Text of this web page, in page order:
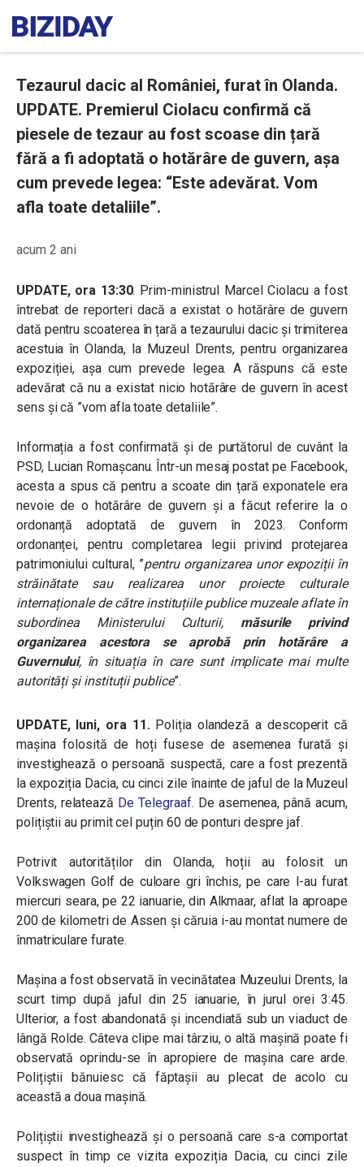
Tezaurul dacic al României, furat în Olanda.
UPDATE. Premierul Ciolacu confirmă că
piesele de tezaur au fost scoase din țară
fără a fi adoptată o hotărâre de guvern, așa
cum prevede legea: “Este adevărat. Vom
afla toate detaliile”.
acum 2 ani
UPDATE, ora 13:30. Prim-ministrul Marcel Ciolacu a fost
întrebat de reporteri dacă a existat o hotărâre de guvern
dată pentru scoaterea în țară a tezaurului dacic și trimiterea
acestuia în Olanda, la Muzeul Drents, pentru organizarea
expoziției, așa cum prevede legea. A răspuns că este
adevărat că nu a existat nicio hotărâre de guvern în acest
sens și că ”vom afla toate detaliile”.
Informația a fost confirmată și de purtătorul de cuvânt la
PSD, Lucian Romașcanu. Într-un mesaj postat pe Facebook,
acesta a spus că pentru a scoate din țară exponatele era
nevoie de o hotărâre de guvern și a făcut referire la o
ordonanță adoptată de guvern în 2023. Conform
ordonanței, pentru completarea legii privind protejarea
patrimoniului cultural, ”pentru organizarea unor expoziții în
străinătate sau realizarea unor proiecte culturale
internaționale de către instituțiile publice muzeale aflate în
subordinea Ministerului Culturii, măsurile privind
organizarea acestora se aprobă prin hotărâre a
Guvernului, în situația în care sunt implicate mai multe
autorități și instituții publice”.
UPDATE, luni, ora 11. Poliția olandeză a descoperit că
mașina folosită de hoți fusese de asemenea furată și
investighează o persoană suspectă, care a fost prezentă
la expoziția Dacia, cu cinci zile înainte de jaful de la Muzeul
Drents, relatează De Telegraaf. De asemenea, până acum,
polițiștii au primit cel puțin 60 de ponturi despre jaf.
Potrivit autorităților din Olanda, hoții au folosit un
Volkswagen Golf de culoare gri închis, pe care l-au furat
miercuri seara, pe 22 ianuarie, din Alkmaar, aflat la aproape
200 de kilometri de Assen și căruia i-au montat numere de
înmatriculare furate.
Mașina a fost observată în vecinătatea Muzeului Drents, la
scurt timp după jaful din 25 ianuarie, în jurul orei 3:45.
Ulterior, a fost abandonată și incendiată sub un viaduct de
lângă Rolde. Câteva clipe mai târziu, o altă mașină poate fi
observată oprindu-se în apropiere de mașina care arde.
Polițiștii bănuiesc că făptașii au plecat de acolo cu
această a doua mașină.
Polițiștii investighează și o persoană care s-a comportat
suspect în timp ce vizita expoziția Dacia, cu cinci zile